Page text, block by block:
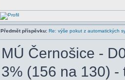
Předmět příspěvku: Re: výše pokut z automatických
MÚ Černošice -
3% (156 na 130) -